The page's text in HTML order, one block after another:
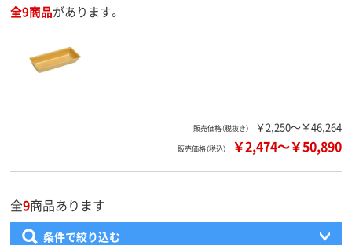
全9商品があります。
販売価格（税抜き） ￥2,250～￥46,264
販売価格（税込） ￥2,474～￥50,890
全9商品あります
条件で絞り込む